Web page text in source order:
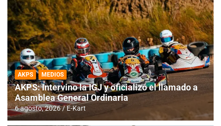
AKPS MEDIOS
AKPS: Intervino la IGJ y oficializó el llamado a
Asamblea General Ordinaria
6 agosto, 2026 E-Kart